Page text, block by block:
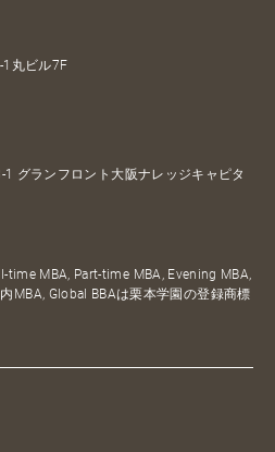
丸ビル7F
グランフロント大阪ナレッジキャピタ
time MBA, Part-time MBA, Evening MBA,
MBA, Global BBAは栗本学園の登録商標